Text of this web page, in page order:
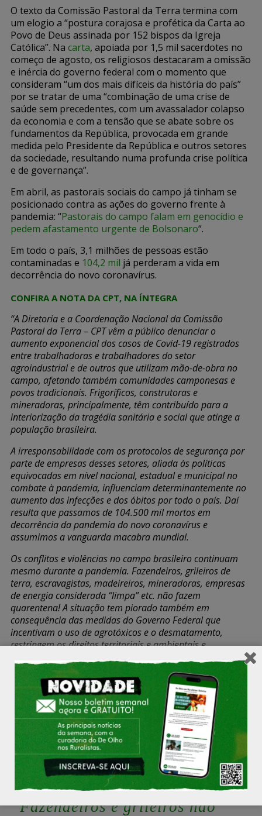
O texto da Comissão Pastoral da Terra termina com
um elogio a “postura corajosa e profética da Carta ao
Povo de Deus assinada por 152 bispos da Igreja
Católica”. Na carta, apoiada por 1,5 mil sacerdotes no
começo de agosto, os religiosos destacaram a omissão
e inércia do governo federal com o momento que
consideram “um dos mais difíceis da história do país”
por se tratar de uma “combinação de uma crise de
saúde sem precedentes, com um avassalador colapso
da economia e com a tensão que se abate sobre os
fundamentos da República, provocada em grande
medida pelo Presidente da República e outros setores
da sociedade, resultando numa profunda crise política
e de governança”.
Em abril, as pastorais sociais do campo já tinham se
posicionado contra as ações do governo frente à
pandemia: “Pastorais do campo falam em genocídio e
pedem afastamento urgente de Bolsonaro“.
Em todo o país, 3,1 milhões de pessoas estão
contaminadas e 104,2 mil já perderam a vida em
decorrência do novo coronavírus.
CONFIRA A NOTA DA CPT, NA ÍNTEGRA
“A Diretoria e a Coordenação Nacional da Comissão
Pastoral da Terra – CPT vêm a público denunciar o
aumento exponencial dos casos de Covid-19 registrados
entre trabalhadoras e trabalhadores do setor
agroindustrial e de outros que utilizam mão-de-obra no
campo, afetando também comunidades camponesas e
povos tradicionais. Frigoríficos, construtoras e
mineradoras, principalmente, têm contribuído para a
interiorização da tragédia sanitária e social que atinge a
população brasileira.
A irresponsabilidade com os protocolos de segurança por
parte de empresas desses setores, aliada às políticas
equivocadas em nível nacional, estadual e municipal no
combate à pandemia, influenciam determinantemente no
aumento das infecções e dos óbitos por todo o país. Daí
resulta que passamos de 104.500 mil mortos em
decorrência da pandemia do novo coronavírus e
assumimos a vanguarda macabra mundial.
Os conflitos e violências no campo brasileiro continuam
mesmo durante a pandemia. Fazendeiros, grileiros de
terra, escravagistas, madeireiros, mineradoras, empresas
de energia considerada “limpa” etc. não fazem
quarentena! A situação tem piorado também em
consequência das medidas do Governo Federal que
incentivam o uso de agrotóxicos e o desmatamento,
restringem os direitos territoriais e ambientais e
ambiental. Estas medidas favorecem a dinâmica
predatória da produção de grãos, de minérios, de madeira
e de energia, jogando na invisibilidade os mais graves
crimes contra a pessoa e contra o meio ambiente. Por
conta da vigilância da sociedade civil organizada e da
louvável teimosia de agentes públicos, casos graves de
trabalho escravo continuaram sendo flagrados, por último
em Santa Catarina, vitimizando trabalhadores aliciados no
Maranhão e no Ceará, entre outros.
“Fazendeiros e grileiros não